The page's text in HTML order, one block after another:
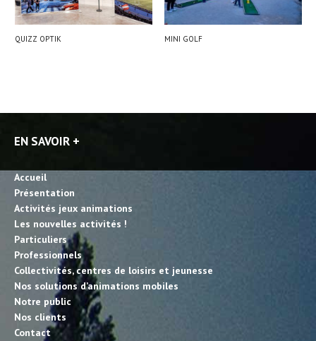
QUIZZ OPTIK MINI GOLF
EN SAVOIR +
Accueil
Présentation
Activités jeux animations
Les nouvelles activités !
Particuliers
Professionnels
Collectivités, centres de loisirs et jeunesse
Nos solutions d’animations mobiles
Notre public
Nos clients
Contact